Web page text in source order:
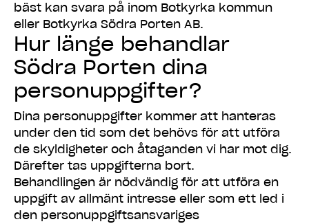
bäst kan svara på inom Botkyrka kommun
eller Botkyrka Södra Porten AB.
Hur länge behandlar
Södra Porten dina
personuppgifter?
Dina personuppgifter kommer att hanteras
under den tid som det behövs för att utföra
de skyldigheter och åtaganden vi har mot dig.
Därefter tas uppgifterna bort.
Behandlingen är nödvändig för att utföra en
uppgift av allmänt intresse eller som ett led i
den personuppgiftsansvariges